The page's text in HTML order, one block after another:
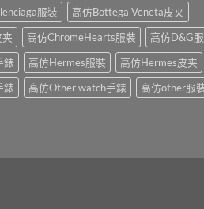
服裝
高仿Bottega Veneta皮夹
高仿ChromeHearts服裝
高仿D&G
錶 高仿Hermes服裝
高仿Hermes皮夹
錶 高仿Other watch手錶
高仿other服